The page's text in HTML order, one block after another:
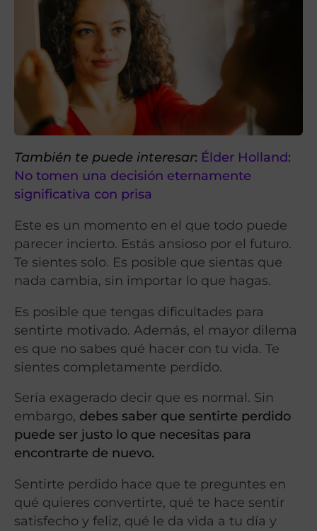
También te puede interesar: Élder Holland:
No tomen una decisión eternamente
significativa con prisa
Este es un momento en el que todo puede
parecer incierto. Estás ansioso por el futuro.
Te sientes solo. Es posible que sientas que
nada cambia, sin importar lo que hagas.
Es posible que tengas dificultades para
sentirte motivado. Además, el mayor dilema
es que no sabes qué hacer con tu vida. Te
sientes completamente perdido.
Sería exagerado decir que es normal. Sin
embargo, debes saber que sentirte perdido
puede ser justo lo que necesitas para
encontrarte de nuevo.
Sentirte perdido hace que te preguntes en
qué quieres convertirte, qué te hace sentir
satisfecho y feliz, qué le da vida a tu día y